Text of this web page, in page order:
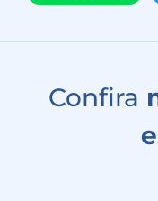
Confira